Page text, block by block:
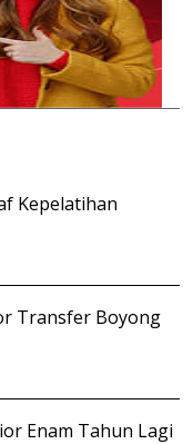
Kepelatihan
Transfer Boyong
Enam Tahun Lagi